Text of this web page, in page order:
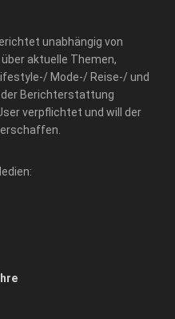
unabhängig von
aktuelle Themen,
Mode-/ Reise-/ und
Berichterstattung
verpflichtet und will der